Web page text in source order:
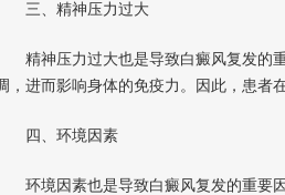
三、精神压力过大
精神压力过大也是导致白癜风复发的重
，进而影响身体的免疫力。因此，患者
四、环境因素
环境因素也是导致白癜风复发的重要因